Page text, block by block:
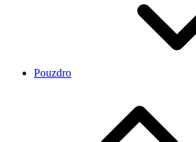
Pouzdro